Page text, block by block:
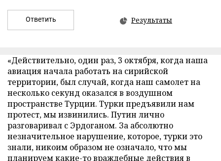
Ответить Результаты
«Действительно, один раз, 3 октября, когда наша
авиация начала работать на сирийской
территории, был случай, когда наш самолет на
несколько секунд оказался в воздушном
пространстве Турции. Турки предъявили нам
протест, мы извинились. Путин лично
разговаривал с Эрдоганом. За абсолютно
незначительное нарушение, которое, турки это
знали, никоим образом не означало, что мы
планируем какие-то враждебные действия в